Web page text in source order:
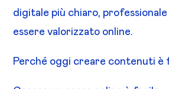
digitale più chiaro,
essere valorizzato online.
Perché oggi creare contenuti è